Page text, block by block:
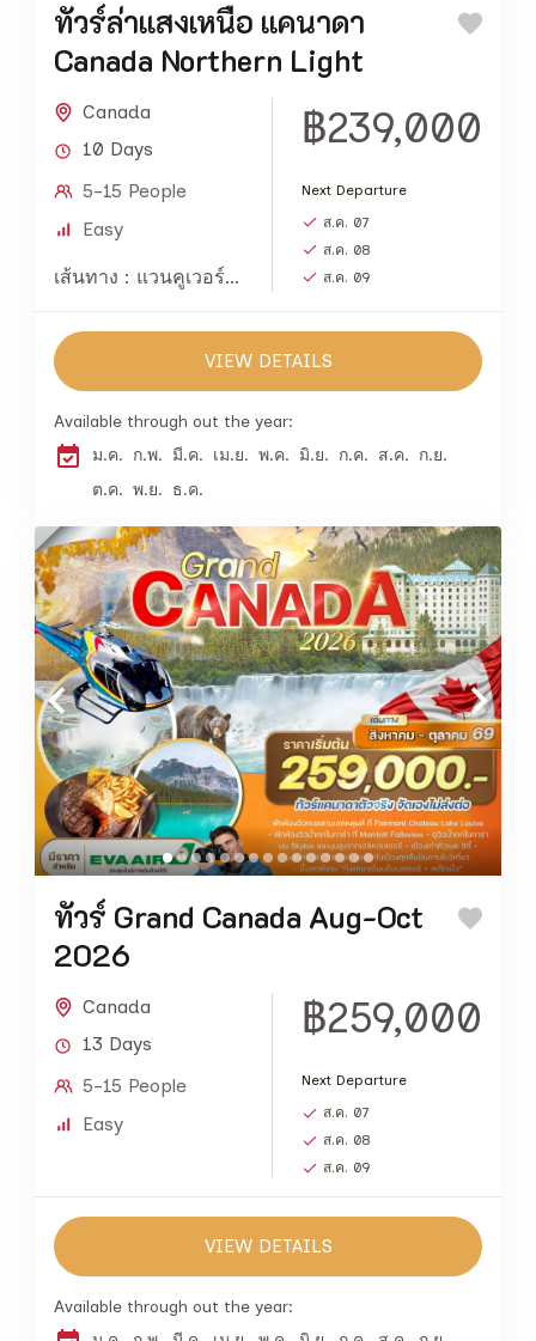
ทัวร์ล่าแสงเหนือ แคนาดา
Canada Northern Light
Canada
10 Days
5-15 People
Easy
เส้นทาง : แวนคูเวอร์...
฿239,000
Next Departure
ส.ค. 07
ส.ค. 08
ส.ค. 09
VIEW DETAILS
Available through out the year:
ม.ค. ก.พ. มี.ค. เม.ย. พ.ค. มิ.ย. ก.ค. ส.ค. ก.ย.
ต.ค. พ.ย. ธ.ค.
ทัวร์ Grand Canada Aug-Oct
2026
Canada
13 Days
5-15 People
Easy
฿259,000
Next Departure
ส.ค. 07
ส.ค. 08
ส.ค. 09
VIEW DETAILS
Available through out the year: